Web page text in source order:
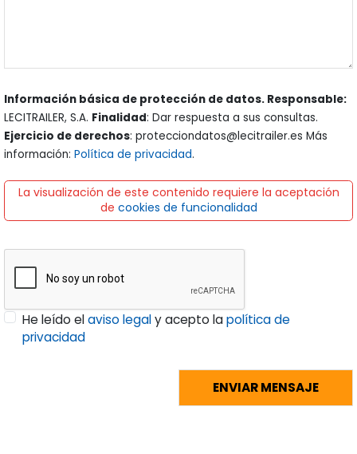
LECITRAILER, S.A.Finalidad: Dar respuesta a sus consultas.
Ejercicio de derechos: protecciondatos@lecitrailer.es Más
información: Política de privacidad.
La visualización de este contenido requiere la aceptación
decookies de funcionalidad
He leído elaviso legaly acepto lapolítica de
privacidad